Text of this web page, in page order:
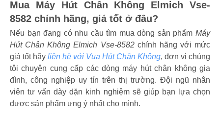
Mua Máy Hút Chân Không Elmich Vse-
8582 chính hãng, giá tốt ở đâu?
Nếu bạn đang có nhu cầu tìm mua dòng sản phẩm Máy
Hút Chân Không Elmich Vse-8582chính hãng với mức
giá tốt hãy liên hệ với Vua Hút Chân Không, đơn vị chúng
tôi chuyên cung cấp các dòng máy hút chân không gia
đình, công nghiệp uy tín trên thị trường. Đội ngũ nhân
viên tư vấn dày dặn kinh nghiệm sẽ giúp bạn lựa chọn
được sản phẩm ưng ý nhất cho mình.